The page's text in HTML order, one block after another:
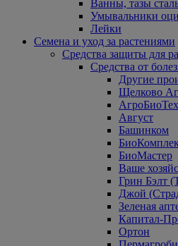
Ванны, тазы
Умывальники
Лейки
Семена и уход за растениями
Средства защиты для
Средства от
Другие
Щелково
Август
Башинком
БиоМастер
Ваше
Грин Бэлт
Джой
Зеленая
Капитал-
Ортон